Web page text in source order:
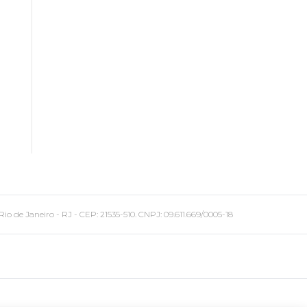
Janeiro - RJ - CEP: 21535-510. CNPJ: 09.611.669/0005-18